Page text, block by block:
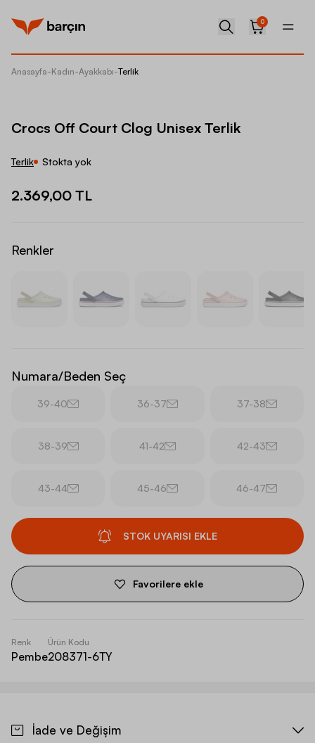
0
Anasayfa-Kadın-Ayakkabı-Terlik
Crocs Off Court Clog Unisex Terlik
Terlik Stokta yok
2.369,00 TL
Renkler
Numara/Beden Seç
39-40 36-37 37-38
38-39 41-42 42-43
43-44 45-46 46-47
STOK UYARISI EKLE
Favorilere ekle
Renk
Pembe
Ürün Kodu
208371-6TY
İade ve Değişim